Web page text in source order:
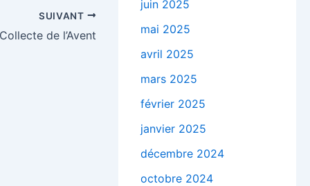
SUIVANT
Collecte de l’Avent
juin 2025
mai 2025
avril 2025
mars 2025
février 2025
janvier 2025
décembre 2024
octobre 2024